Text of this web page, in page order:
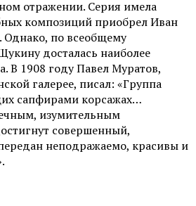
отражении. Серия имела
композиций приобрел Иван
Однако, по всеобщему
досталась наиболее
В 1908 году Павел Муратов,
галерее, писал: «Группа
сапфирами корсажах…
изумительным
совершенный,
неподражаемо, красивы и